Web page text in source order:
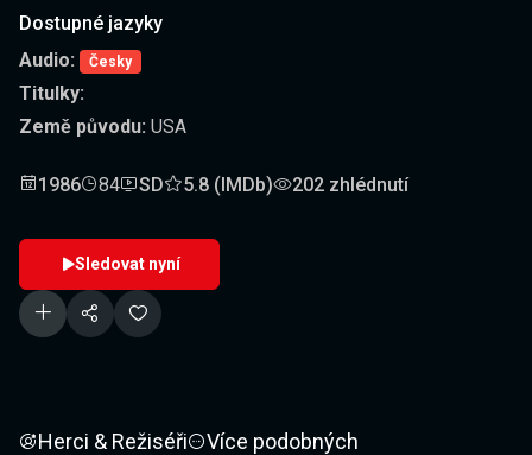
Dostupné jazyky
Audio:
Česky
Titulky:
Země původu: USA
1986 84 SD 5.8 (IMDb) 202 zhlédnutí
Sledovat nyní
Herci & Režiséři Více podobných